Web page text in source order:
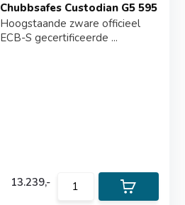
Chubbsafes Custodian G5 595
Hoogstaande zware officieel
ECB-S gecertificeerde ...
13.239,-